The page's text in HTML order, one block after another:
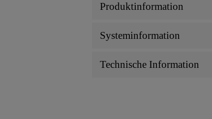
Produktinformation
Systeminformation
Technische Information